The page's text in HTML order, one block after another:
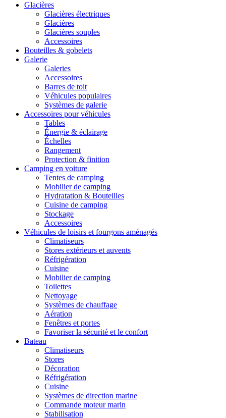
Glacières
Glacières électriques
Glacières
Glacières souples
Accessoires
Bouteilles & gobelets
Galerie
Galeries
Accessoires
Barres de toit
Véhicules populaires
Systèmes de galerie
Accessoires pour véhicules
Tables
Énergie & éclairage
Échelles
Rangement
Protection & finition
Camping en voiture
Tentes de camping
Mobilier de camping
Hydratation & Bouteilles
Cuisine de camping
Stockage
Accessoires
Véhicules de loisirs et fourgons aménagés
Climatiseurs
Stores extérieurs et auvents
Réfrigération
Cuisine
Mobilier de camping
Toilettes
Nettoyage
Systèmes de chauffage
Aération
Fenêtres et portes
Favoriser la sécurité et le confort
Bateau
Climatiseurs
Stores
Décoration
Réfrigération
Cuisine
Systèmes de direction marine
Commande moteur marin
Stabilisation